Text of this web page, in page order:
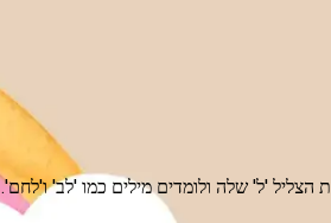
'ל' שלה ולומדים מילים כמו 'לב' ו'לחם'.